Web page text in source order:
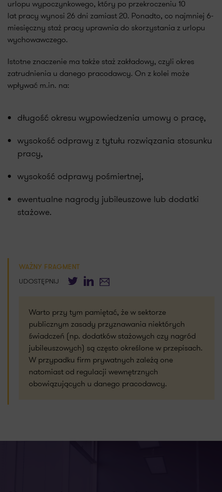
urlopu wypoczynkowego, który po przekroczeniu 10
lat pracy wynosi 26 dni zamiast 20. Ponadto, co najmniej 6-
miesięczny staż pracy uprawnia do skorzystania z urlopu
wychowawczego.
Istotne znaczenie ma także staż zakładowy, czyli okres
zatrudnienia u danego pracodawcy. On z kolei może
wpływać m.in. na:
długość okresu wypowiedzenia umowy o pracę,
wysokość odprawy z tytułu rozwiązania stosunku
pracy,
wysokość odprawy pośmiertnej,
ewentualne nagrody jubileuszowe lub dodatki
stażowe.
WAŻNY FRAGMENT
UDOSTĘPNIJ TwitterLinkedIn
E-mail
Warto przy tym pamiętać, że w sektorze
publicznym zasady przyznawania niektórych
świadczeń (np. dodatków stażowych czy nagród
jubileuszowych) są często określone w przepisach.
W przypadku firm prywatnych zależą one
natomiast od regulacji wewnętrznych
obowiązujących u danego pracodawcy.